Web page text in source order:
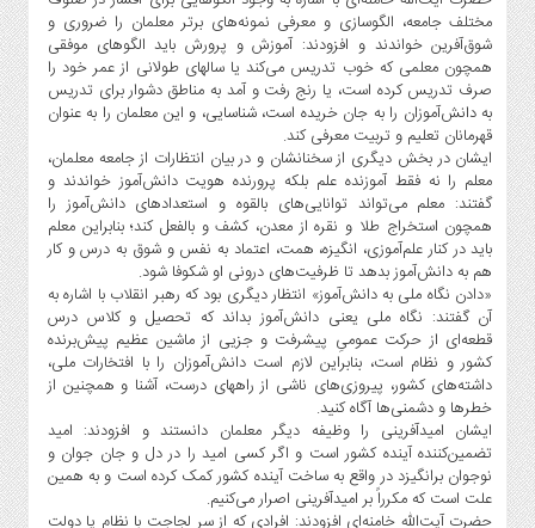
مختلف جامعه، الگوسازی و معرفی نمونه‌های برتر معلمان را ضروری و
شوق‌آفرین خواندند و افزودند: آموزش و پرورش باید الگوهای موفقی
همچون معلمی که خوب تدریس می‌کند یا سالهای طولانی از عمر خود را
صرف تدریس کرده است، یا رنج رفت و آمد به مناطق دشوار برای تدریس
به دانش‌آموزان را به جان خریده است، شناسایی، و این معلمان را به عنوان
قهرمانان تعلیم و تربیت معرفی کند.
ایشان در بخش دیگری از سخنانشان و در بیان انتظارات از جامعه معلمان،
معلم را نه فقط آموزنده علم بلکه پرورنده هویت دانش‌آموز خواندند و
گفتند: معلم می‌تواند توانایی‌های بالقوه و استعدادهای دانش‌آموز را
همچون استخراج طلا و نقره از معدن، کشف و بالفعل کند؛ بنابراین معلم
باید در کنار علم‌آموزی، انگیزه، همت، اعتماد به نفس و شوق به درس و کار
هم به دانش‌آموز بدهد تا ظرفیت‌های درونی او شکوفا شود.
«دادن نگاه ملی به دانش‌آموز» انتظار دیگری بود که رهبر انقلاب با اشاره به
آن گفتند: نگاه ملی یعنی دانش‌آموز بداند که تحصیل و کلاس درس
قطعه‌ای از حرکت عمومیِ پیشرفت و جزیی از ماشین عظیم پیش‌برنده
کشور و نظام است، بنابراین لازم است دانش‌آموزان را با افتخارات ملی،
داشته‌های کشور، پیروزی‌های ناشی از راههای درست، آشنا و همچنین از
خطرها و دشمنی‌ها آگاه کنید.
ایشان امیدآفرینی را وظیفه دیگر معلمان دانستند و افزودند: امید
تضمین‌کننده آینده کشور است و اگر کسی امید را در دل و جان جوان و
نوجوان برانگیزد در واقع به ساخت آینده کشور کمک کرده است و به همین
علت است که مکرراً بر امیدآفرینی اصرار می‌کنیم.
حضرت آیت‌الله خامنه‌ای افزودند: افرادی که از سر لجاجت با نظام یا دولت